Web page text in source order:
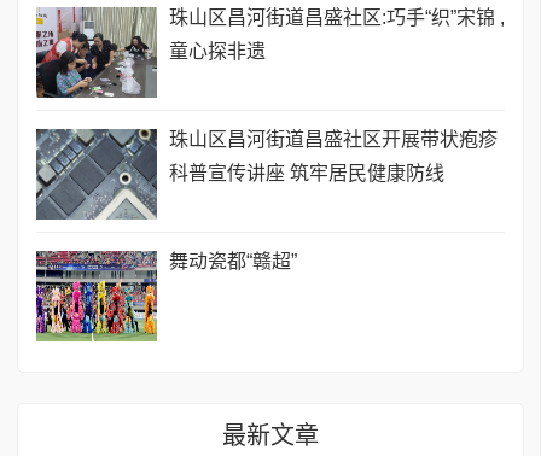
珠山区昌河街道昌盛社区:巧手“织”宋锦 ,
童心探非遗
珠山区昌河街道昌盛社区开展带状疱疹
科普宣传讲座 筑牢居民健康防线
舞动瓷都“赣超”
最新文章